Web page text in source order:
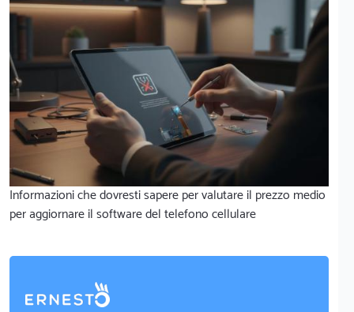
Informazioni che dovresti sapere per valutare il prezzo medio
per aggiornare il software del telefono cellulare